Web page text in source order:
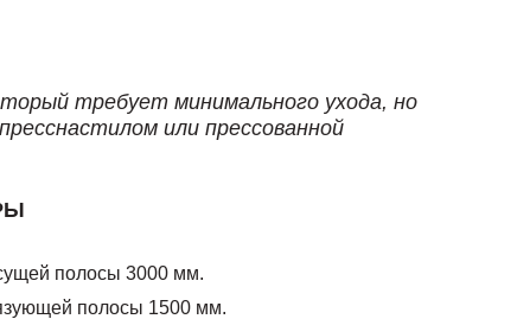
требует минимального ухода, но
или прессованной
полосы 3000 мм.
полосы 1500 мм.